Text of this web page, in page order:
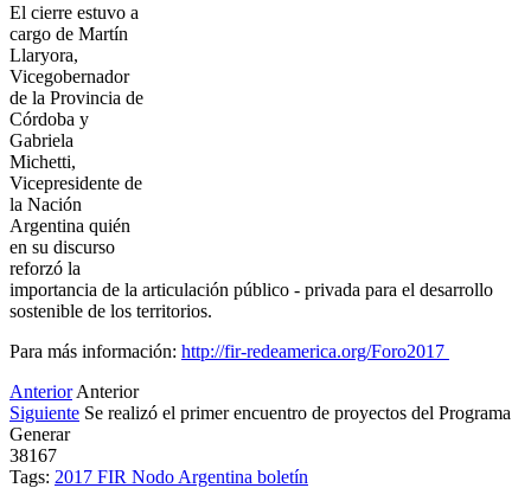
El cierre estuvo a
cargo de Martín
Llaryora,
Vicegobernador
de la Provincia de
Córdoba y
Gabriela
Michetti,
Vicepresidente de
la Nación
Argentina quién
en su discurso
reforzó la
importancia de la articulación público - privada para el desarrollo
sostenible de los territorios.
Para más información: http://fir-redeamerica.org/Foro2017
Anterior Anterior
Siguiente Se realizó el primer encuentro de proyectos del Programa
Generar
38167
Tags: 2017 FIR Nodo Argentina boletín